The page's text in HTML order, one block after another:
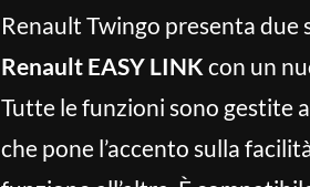
Renault Twingo presenta
Renault EASY LINK con un
Tutte le funzioni sono gestite
che pone l’accento sulla